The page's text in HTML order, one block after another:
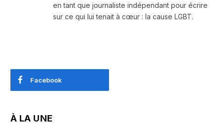
en tant que journaliste indépendant pour écrire
sur ce qui lui tenait à cœur : la cause LGBT.
Facebook
À LA UNE